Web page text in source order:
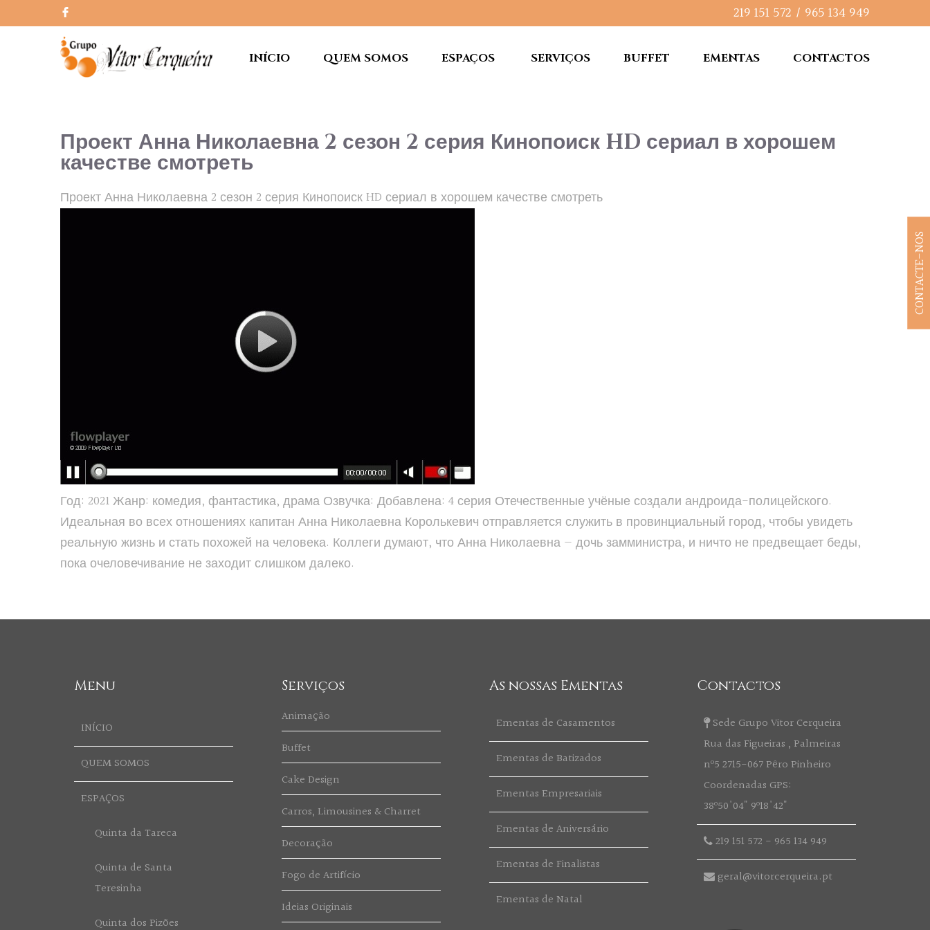
219 151 572 / 965 134 949
INÍCIO QUEM SOMOS ESPAÇOS SERVIÇOS BUFFET EMENTAS CONTACTOS
Проект Анна Николаевна 2 сезон 2 серия Кинопоиск HD сериал в хорошем
качестве смотреть
Проект Анна Николаевна 2 сезон 2 серия Кинопоиск HD сериал в хорошем качестве смотреть
Год: 2021 Жанр: комедия, фантастика, драма Озвучка: Добавлена: 4 серия Отечественные учёные создали андроида-полицейского.
Идеальная во всех отношениях капитан Анна Николаевна Королькевич отправляется служить в провинциальный город, чтобы увидеть
реальную жизнь и стать похожей на человека. Коллеги думают, что Анна Николаевна — дочь замминистра, и ничто не предвещает беды,
пока очеловечивание не заходит слишком далеко.
Menu
INÍCIO
QUEM SOMOS
ESPAÇOS
Quinta da Tareca
Quinta de Santa
Teresinha
Quinta dos Pizões
Serviços
Animação
Buffet
Cake Design
Carros, Limousines & Charret
Decoração
Fogo de Artifício
Ideias Originais
As nossas Ementas
Ementas de Casamentos
Ementas de Batizados
Ementas Empresariais
Ementas de Aniversário
Ementas de Finalistas
Ementas de Natal
Contactos
Sede Grupo Vitor Cerqueira
Rua das Figueiras , Palmeiras
nº5 2715-067 Pêro Pinheiro
Coordenadas GPS:
38º50'04" 9º18'42"
219 151 572 - 965 134 949
geral@vitorcerqueira.pt
CONTACTE-NOS